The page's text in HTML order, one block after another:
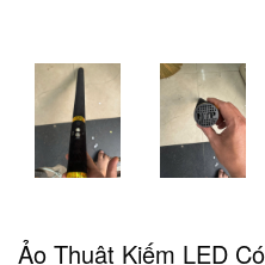
Ảo Thuật Kiếm LED